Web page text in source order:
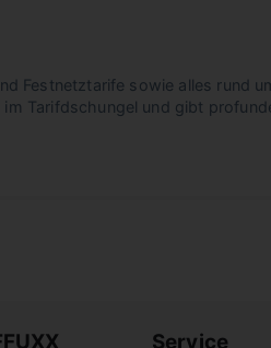
Festnetztarife sowie alles rund
im Tarifdschungel und gibt
Service